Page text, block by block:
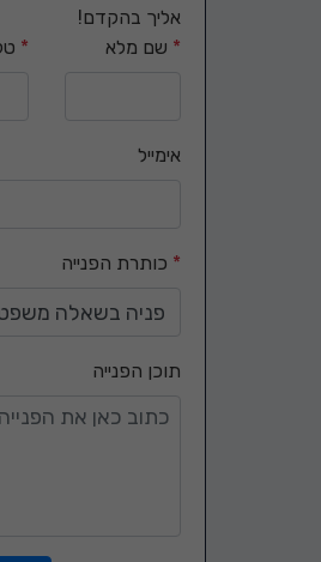
אליך בהקדם!
* שם מלא *
אימייל
* כותרת הפנייה
תוכן הפנייה